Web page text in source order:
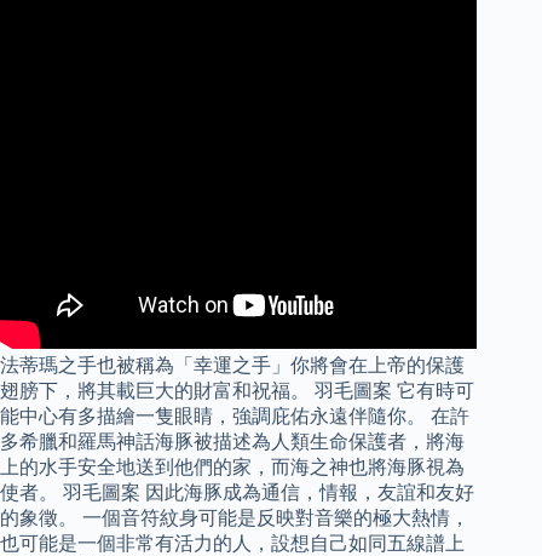
法蒂瑪之手也被稱為「幸運之手」你將會在上帝的保護
翅膀下，將其載巨大的財富和祝福。 羽毛圖案 它有時可
能中心有多描繪一隻眼睛，強調庇佑永遠伴隨你。 在許
多希臘和羅馬神話海豚被描述為人類生命保護者，將海
上的水手安全地送到他們的家，而海之神也將海豚視為
使者。 羽毛圖案 因此海豚成為通信，情報，友誼和友好
的象徵。 一個音符紋身可能是反映對音樂的極大熱情，
也可能是一個非常有活力的人，設想自己如同五線譜上